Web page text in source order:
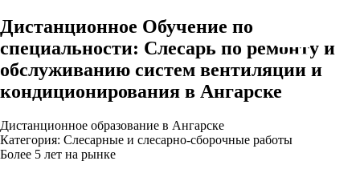
Дистанционное Обучение по
специальности: Слесарь по ремонту и
обслуживанию систем вентиляции и
кондиционирования в Ангарске
Дистанционное образование в Ангарске
Категория: Слесарные и слесарно-сборочные работы
Более 5 лет на рынке